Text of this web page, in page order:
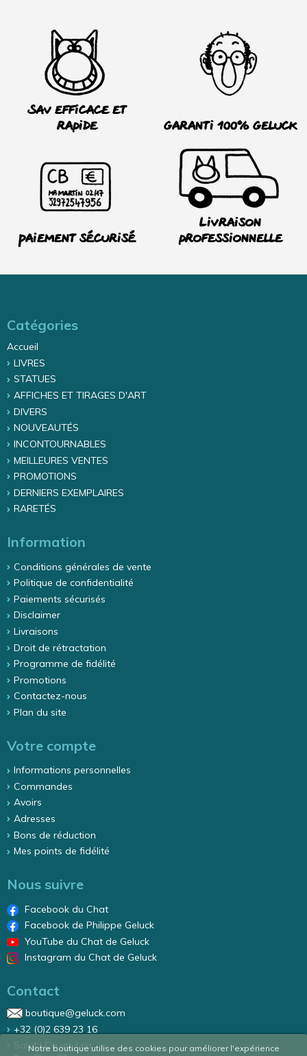
Notre boutique utilise des cookies pour améliorer l'expérience
SAV efficace et
rapide
Garanti 100% Geluck
Paiement sécurisé
Livraison
professionnelle
Catégories
Accueil
LIVRES
STATUES
AFFICHES ET TIRAGES D'ART
DIVERS
NOUVEAUTÉS
INCONTOURNABLES
MEILLEURES VENTES
PROMOTIONS
DERNIERS EXEMPLAIRES
RARETÉS
Information
Conditions générales de vente
Politique de confidentialité
Paiements sécurisés
Disclaimer
Livraisons
Droit de rétractation
Programme de fidélité
Promotions
Contactez-nous
Plan du site
Votre compte
Informations personnelles
Commandes
Avoirs
Adresses
Bons de réduction
Mes points de fidélité
Nous suivre
Facebook du Chat
Facebook de Philippe Geluck
YouTube du Chat de Geluck
Instagram du Chat de Geluck
Contact
boutique@geluck.com
+32 (0)2 639 23 16
Salut ! Ca va ? sa